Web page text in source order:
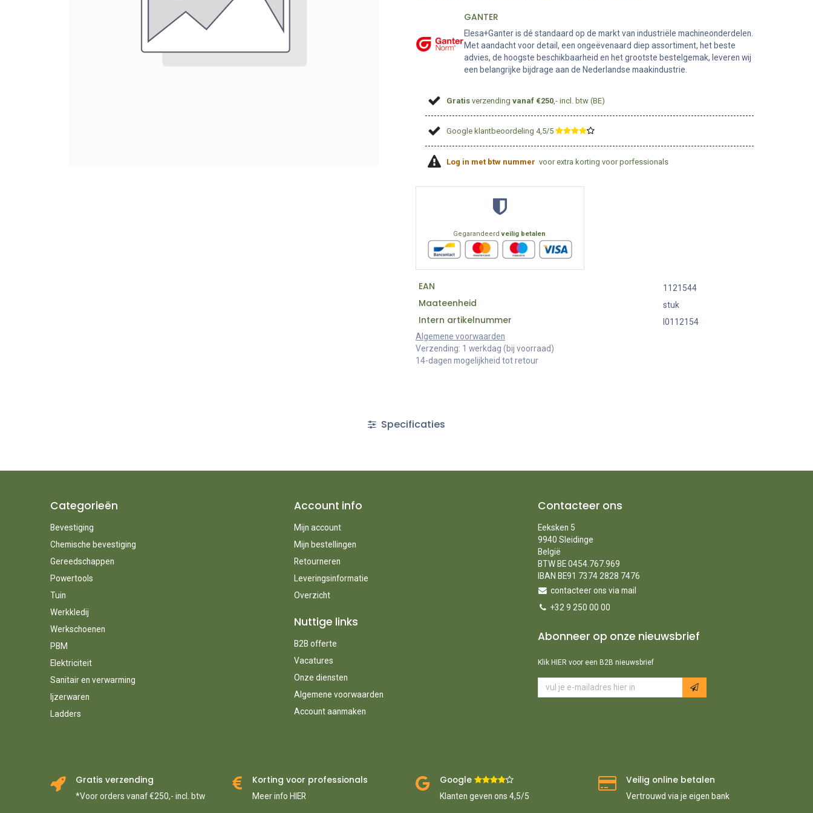
GANTER
Elesa+Ganter is dé standaard op de markt van industriële machineonderdelen.
Met aandacht voor detail, een ongeëvenaard diep assortiment, het beste
advies, de hoogste beschikbaarheid en het grootste bestelgemak, leveren wij
een belangrijke bijdrage aan de Nederlandse maakindustrie.
Gratis verzendingvanaf €250 ,- incl. btw (BE)
Google klantbeoordeling 4,5/5 ​
Log in met btw nummer voor extra korting voor porfessionals
Gegarandeerdveilig betalen
EAN 1121544
Maateenheid stuk
Intern artikelnummer
I0112154
Algemene voorwaarden
Verzending: 1 werkdag (bij voorraad)
14-dagen mogelijkheid tot retour
Specificaties
Categorieën
Bevestiging
Chemische bevestiging
Gereedschappen
Powertools
Tuin
Werkkledij
Werkschoenen
PBM
Elektriciteit
Sanitair en verwarming
Ijzerwaren
Ladders
Account info
Mijn account
Mijn bestellingen
Retourneren
Leveringsinformatie
Overzicht
Nuttige links
B2B offerte
Vacatures
Onze diensten
Algemene voorwaarden
Account aanmaken
Contacteer ons
Eeksken 5
9940 Sleidinge
België
BTW BE 0454.767.969
IBAN BE91 7374 2828 7476
contacteer ons via mail
+32 9 250 00 00
Abonneer op onze nieuwsbrief
Klik HIER voor een B2B nieuwsbrief
Gratis verzending
*Voor orders vanaf €250,- incl. btw
Korting voor professionals
Meer info HIER
Google ​
Klanten geven ons 4,5/5
Veilig online betalen
Vertrouwd via je eigen bank